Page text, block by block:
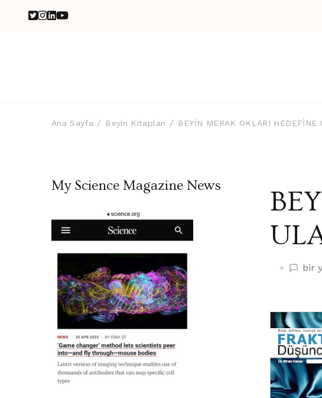
Ana Sayfa Beyin Kitapları BEYİN MERAK OKLARI HEDEFİNE
bir
My Science Magazine News